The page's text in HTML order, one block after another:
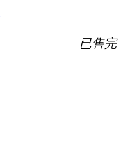
已售完